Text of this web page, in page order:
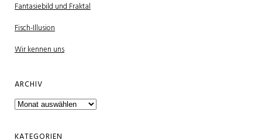
Fantasiebild und Fraktal
Fisch-Illusion
Wir kennen uns
ARCHIV
Archiv
KATEGORIEN